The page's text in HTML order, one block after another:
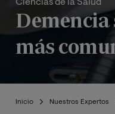
Ciencias de la Salud
más
Inicio Nuestros Expertos